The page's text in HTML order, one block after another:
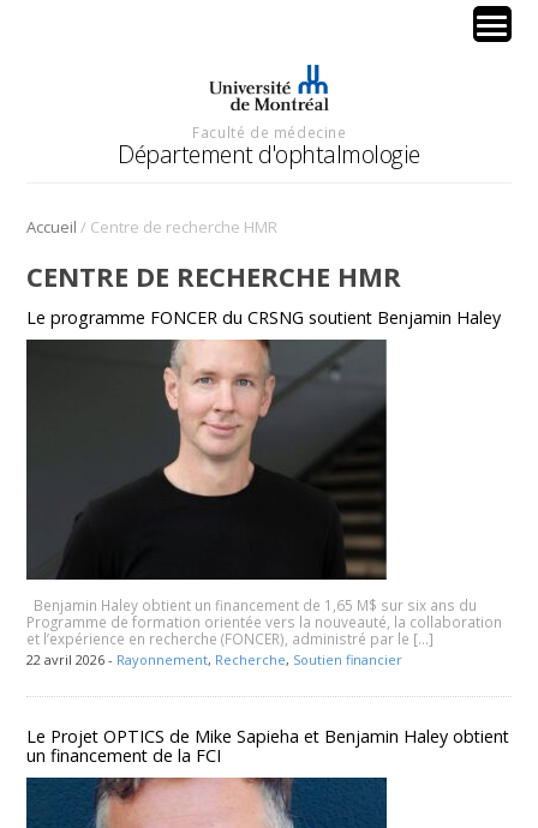
Faculté de médecine
Département d'ophtalmologie
Accueil / Centre de recherche HMR
CENTRE DE RECHERCHE HMR
Le programme FONCER du CRSNG soutient Benjamin Haley
Benjamin Haley obtient un financement de 1,65 M$ sur six ans du
Programme de formation orientée vers la nouveauté, la collaboration
et l’expérience en recherche (FONCER), administré par le […]
22 avril 2026 - Rayonnement, Recherche, Soutien financier
Le Projet OPTICS de Mike Sapieha et Benjamin Haley obtient
un financement de la FCI